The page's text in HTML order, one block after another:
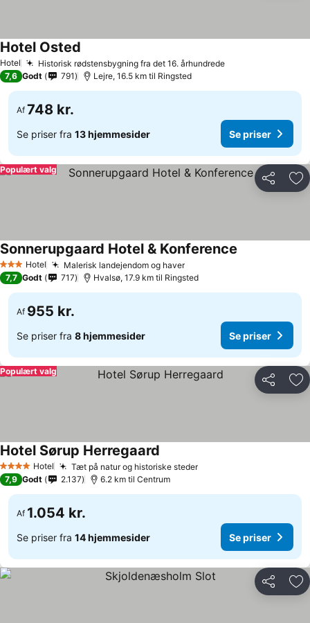
Hotel Historisk rødstensbygning fra det 16. århundrede
Hotel Osted
7,6 Godt 791 Lejre, 16.5 km til Ringsted
Af 748 kr.
Se priser fra 13 hjemmesider Se priser
Del
Populært valg
3 StjernerHotel Malerisk landejendom og haver
Sonnerupgaard Hotel & Konference
7,7 Godt 717 Hvalsø, 17.9 km til Ringsted
Af 955 kr.
Se priser fra 8 hjemmesider Se priser
Del
Populært valg
4 StjernerHotel Tæt på natur og historiske steder
Hotel Sørup Herregaard
7,9 Godt 2.137 6.2 km til Centrum
Af 1.054 kr.
Se priser fra 14 hjemmesider Se priser
Del